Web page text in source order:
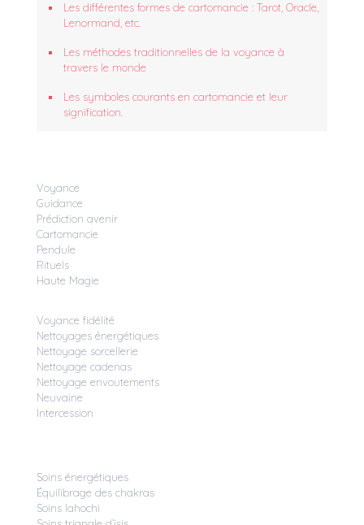
Les différentes formes de cartomancie : Tarot, Oracle,
Lenormand, etc.
Les méthodes traditionnelles de la voyance à
travers le monde
Les symboles courants en cartomancie et leur
signification.
Voyance
Guidance
Prédiction avenir
Cartomancie
Pendule
Rituels
Haute Magie
Voyance fidélité
Nettoyages énergétiques
Nettoyage sorcellerie
Nettoyage cadenas
Nettoyage envoutements
Neuvaine
Intercession
Soins énergétiques
Équilibrage des chakras
Soins lahochi